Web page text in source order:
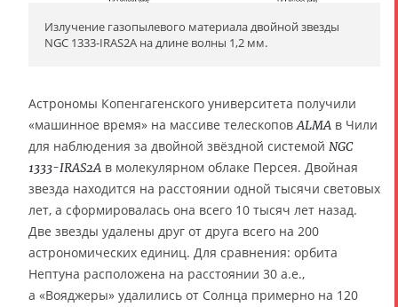
Излучение газопылевого материала двойной звезды
NGC 1333-IRAS2A на длине волны 1,2 мм.
Астрономы Копенгагенского университета получили
«машинное время» на массиве телескоповALMA в Чили
для наблюдения за двойной звёздной системой NGC
1333-IRAS2A в молекулярном облаке Персея. Двойная
звезда находится на расстоянии одной тысячи световых
лет, а сформировалась она всего 10 тысяч лет назад.
Две звезды удалены друг от друга всего на 200
астрономических единиц. Для сравнения: орбита
Нептуна расположена на расстоянии 30 а.е.,
а «Вояджеры» удалились от Солнца примерно на 120